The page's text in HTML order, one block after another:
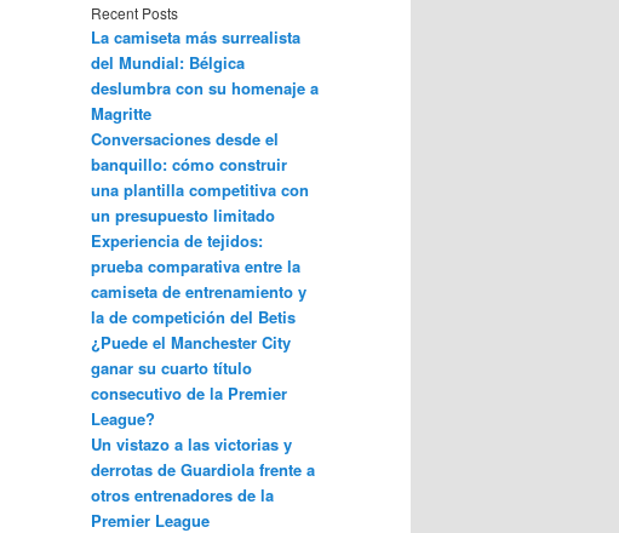
Recent Posts
La camiseta más surrealista
del Mundial: Bélgica
deslumbra con su homenaje a
Magritte
Conversaciones desde el
banquillo: cómo construir
una plantilla competitiva con
un presupuesto limitado
Experiencia de tejidos:
prueba comparativa entre la
camiseta de entrenamiento y
la de competición del Betis
¿Puede el Manchester City
ganar su cuarto título
consecutivo de la Premier
League?
Un vistazo a las victorias y
derrotas de Guardiola frente a
otros entrenadores de la
Premier League